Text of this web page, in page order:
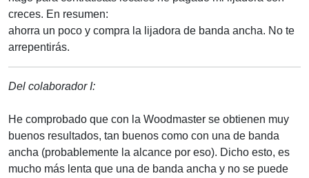
creces. En resumen:
ahorra un poco y compra la lijadora de banda ancha. No te
arrepentirás.
Del colaborador I:
He comprobado que con la Woodmaster se obtienen muy
buenos resultados, tan buenos como con una de banda
ancha (probablemente la alcance por eso). Dicho esto, es
mucho más lenta que una de banda ancha y no se puede